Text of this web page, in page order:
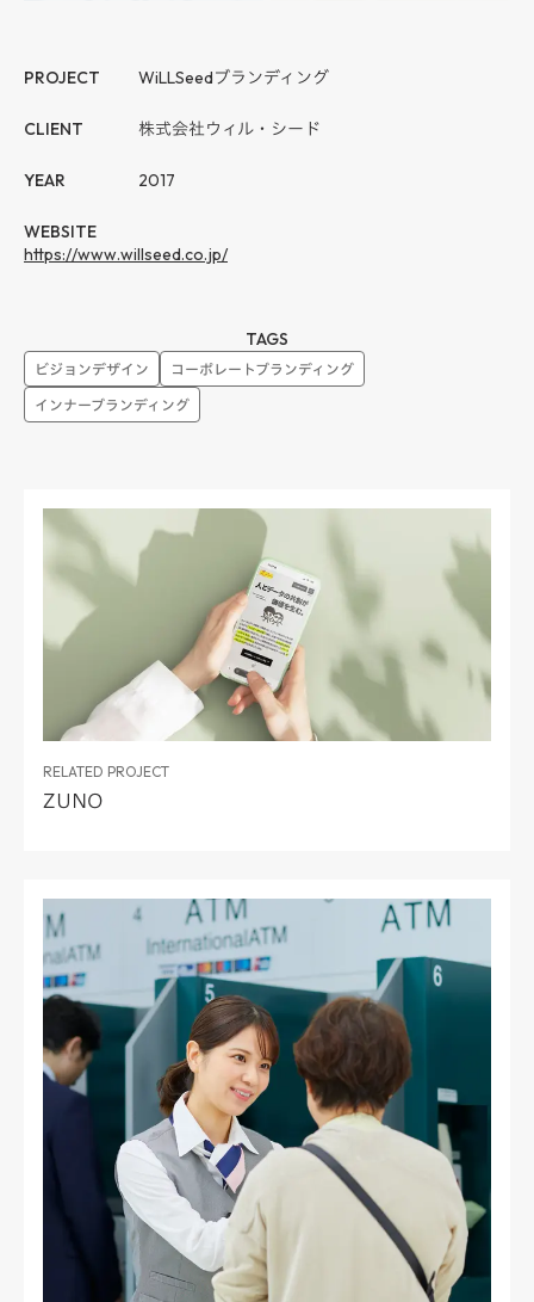
PROJECT WiLLSeed ブランディング
CLIENT 株式会社ウィル・シード
YEAR 2017
WEBSITE
https://www.willseed.co.jp/
TAGS
ビジョンデザイン コーポレートブランディング
インナーブランディング
RELATED PROJECT
ZUNO